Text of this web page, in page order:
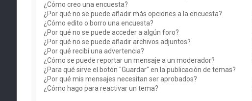
¿Cómo creo una encuesta?
¿Por qué no se puede añadir más opciones a la encuesta?
¿Cómo edito o borro una encuesta?
¿Por qué no se puede acceder a algún foro?
¿Por qué no se puede añadir archivos adjuntos?
¿Por qué recibí una advertencia?
¿Cómo se puede reportar un mensaje a un moderador?
¿Para qué sirve el botón "Guardar" en la publicación de temas?
¿Por qué mis mensajes necesitan ser aprobados?
¿Cómo hago para reactivar un tema?